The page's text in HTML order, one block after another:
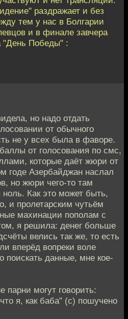
раздражает и без
тем у нас в Болгарии
и в финале завчера
"День Победы" :
но надо отдать
от обычного
не у всех была в фаворе.
от голосования по смс,
которые даёт жюри от
годе Азербайджан наслал
но жюри чего-то там
Как это может быть,
и пролетарским чутьём
махинации пополам с
я решила: денег больше
велись так же, то есть
вперёд вопреки воле
поискать данные, мне кое-
парни могут говорить:
я, как баба" (с) пошучено